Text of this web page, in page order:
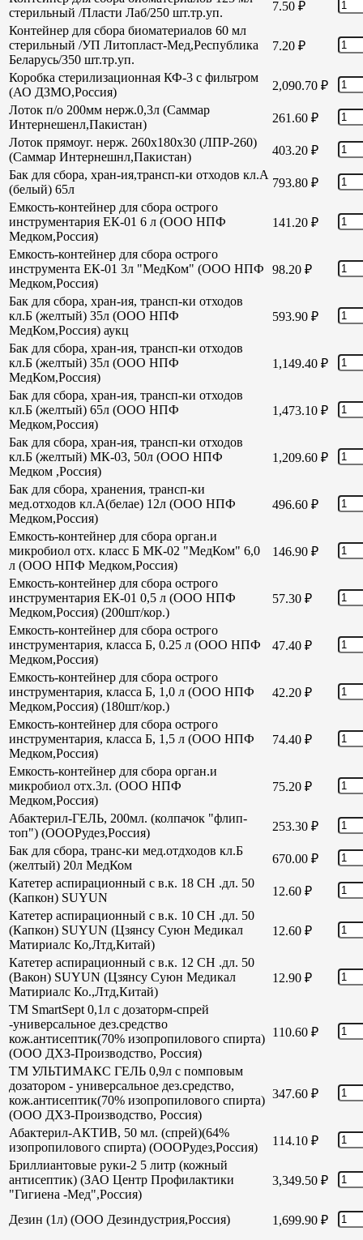
стерильный /Пласти Лаб/250 шт.тр.уп.
7.50 ₽
Контейнер для сбора биоматериалов 60 мл
стерильный /УП Литопласт-Мед,Республика
Беларусь/350 шт.тр.уп.
7.20 ₽
Коробка стерилизационная КФ-3 с фильтром
(АО ДЗМО,Россия)
2,090.70 ₽
Лоток п/о 200мм нерж.0,3л (Саммар
Интернешенл,Пакистан)
261.60 ₽
Лоток прямоуг. нерж. 260х180х30 (ЛПР-260)
(Саммар Интернешнл,Пакистан)
403.20 ₽
Бак для сбора, хран-ия,трансп-ки отходов кл.А
(белый) 65л
793.80 ₽
Емкость-контейнер для сбора острого
инструментария ЕК-01 6 л (ООО НПФ
Медком,Россия)
141.20 ₽
Емкость-контейнер для сбора острого
инструмента ЕК-01 3л "МедКом" (ООО НПФ
Медком,Россия)
98.20 ₽
Бак для сбора, хран-ия, трансп-ки отходов
кл.Б (желтый) 35л (ООО НПФ
МедКом,Россия) аукц
593.90 ₽
Бак для сбора, хран-ия, трансп-ки отходов
кл.Б (желтый) 35л (ООО НПФ
МедКом,Россия)
1,149.40 ₽
Бак для сбора, хран-ия, трансп-ки отходов
кл.Б (желтый) 65л (ООО НПФ
Медком,Россия)
1,473.10 ₽
Бак для сбора, хран-ия, трансп-ки отходов
кл.Б (желтый) МК-03, 50л (ООО НПФ
Медком ,Россия)
1,209.60 ₽
Бак для сбора, хранения, трансп-ки
мед.отходов кл.А(белае) 12л (ООО НПФ
Медком,Россия)
496.60 ₽
Емкость-контейнер для сбора орган.и
микробиол отх. класс Б МК-02 "МедКом" 6,0
л (ООО НПФ Медком,Россия)
146.90 ₽
Емкость-контейнер для сбора острого
инструментария ЕК-01 0,5 л (ООО НПФ
Медком,Россия) (200шт/кор.)
57.30 ₽
Емкость-контейнер для сбора острого
инструментария, класса Б, 0.25 л (ООО НПФ
Медком,Россия)
47.40 ₽
Емкость-контейнер для сбора острого
инструментария, класса Б, 1,0 л (ООО НПФ
Медком,Россия) (180шт/кор.)
42.20 ₽
Емкость-контейнер для сбора острого
инструментария, класса Б, 1,5 л (ООО НПФ
Медком,Россия)
74.40 ₽
Емкость-контейнер для сбора орган.и
микробиол отх.3л. (ООО НПФ
Медком,Россия)
75.20 ₽
Абактерил-ГЕЛЬ, 200мл. (колпачок "флип-
топ") (ОООРудез,Россия)
253.30 ₽
Бак для сбора, транс-ки мед.отдходов кл.Б
(желтый) 20л МедКом
670.00 ₽
Катетер аспирационный с в.к. 18 СН .дл. 50
(Капкон) SUYUN
12.60 ₽
Катетер аспирационный с в.к. 10 СН .дл. 50
(Капкон) SUYUN (Цзянсу Суюн Медикал
Матириалс Ко,Лтд,Китай)
12.60 ₽
Катетер аспирационный с в.к. 12 СН .дл. 50
(Вакон) SUYUN (Цзянсу Суюн Медикал
Матириалс Ко.,Лтд,Китай)
12.90 ₽
TM SmartSept 0,1л с дозаторм-спрей
-универсальное дез.средство
кож.антисептик(70% изопропилового спирта)
(ООО ДХЗ-Производство, Россия)
110.60 ₽
TM УЛЬТИМАКС ГЕЛЬ 0,9л с помповым
дозатором - универсальное дез.средство,
кож.антисептик(70% изопропилового спирта)
(ООО ДХЗ-Производство, Россия)
347.60 ₽
Абактерил-АКТИВ, 50 мл. (спрей)(64%
изопропилового спирта) (ОООРудез,Россия)
114.10 ₽
Бриллиантовые руки-2 5 литр (кожный
антисептик) (ЗАО Центр Профилактики
"Гигиена -Мед",Россия)
3,349.50 ₽
Дезин (1л) (ООО Дезиндустрия,Россия) 1,699.90 ₽